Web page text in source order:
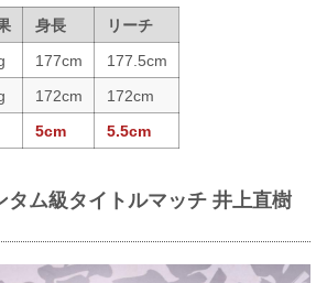
身長
リーチ
177cm
177.5cm
172cm
172cm
5cm 5.5cm
タム級タイトルマッチ 井上直樹